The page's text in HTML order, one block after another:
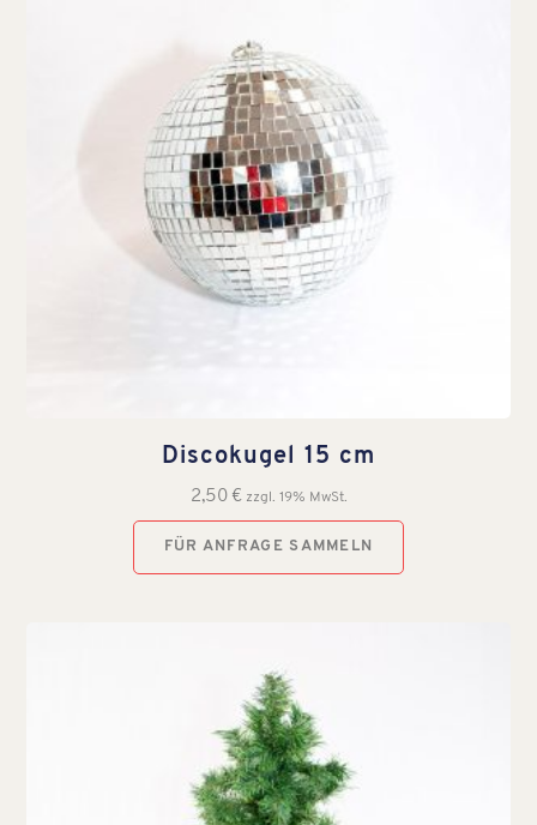
Discokugel 15 cm
2,50 € zzgl. 19% MwSt.
FÜR ANFRAGE SAMMELN